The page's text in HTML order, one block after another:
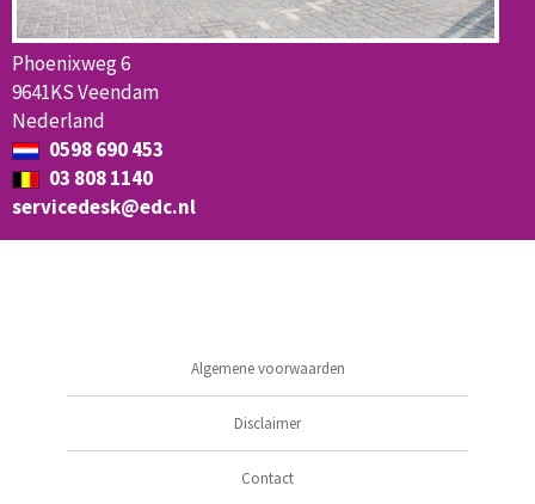
Phoenixweg 6
9641KS Veendam
Nederland
0598 690 453
03 808 1140
servicedesk@edc.nl
Algemene voorwaarden
Disclaimer
Contact